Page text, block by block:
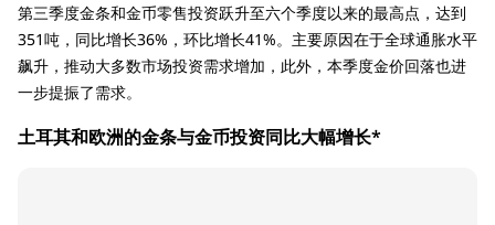
第三季度金条和金币零售投资跃升至六个季度以来的最高点，达到
351吨，同比增长36%，环比增长41%。主要原因在于全球通胀水平
飙升，推动大多数市场投资需求增加，此外，本季度金价回落也进
一步提振了需求。
土耳其和欧洲的金条与金币投资同比大幅增长*